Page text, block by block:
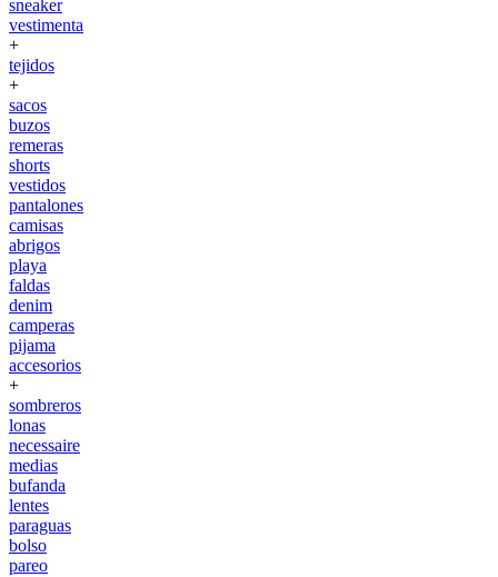
sneaker
vestimenta
+
tejidos
+
sacos
buzos
remeras
shorts
vestidos
pantalones
camisas
abrigos
playa
faldas
denim
camperas
pijama
accesorios
+
sombreros
lonas
necessaire
medias
bufanda
lentes
paraguas
bolso
pareo